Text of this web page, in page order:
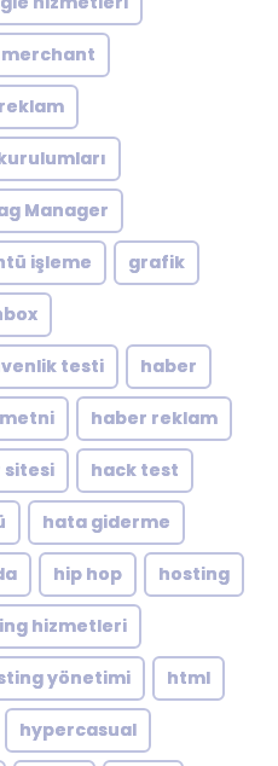
Manager
işleme grafik
testi haber
haber reklam
sitesi hack test
hata giderme
hip hop hosting
hizmetleri
yönetimi html
hypercasual